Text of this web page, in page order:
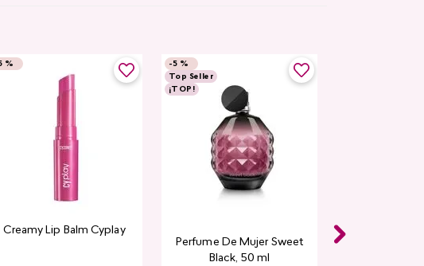
%
Creamy Lip Balm Cyplay
-5 %
Top Seller
¡TOP!
Perfume De Mujer Sweet
Black, 50 ml